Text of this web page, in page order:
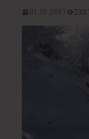
01.01.2017 232